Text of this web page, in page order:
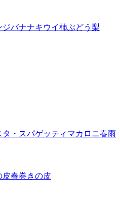
ジバナナキウイ柿ぶどう 梨
タ・スパゲッティ マカロニ春雨
皮春巻きの皮